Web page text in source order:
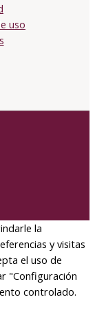
uso
la
y visitas
el uso de
"Configuración
controlado.